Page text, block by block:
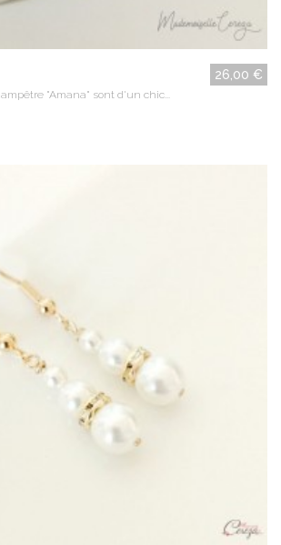
26,00 €
"Amana" sont d'un chic...